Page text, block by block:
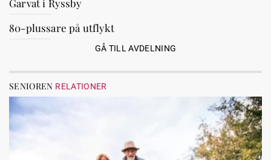
Garvat i Ryssby
80-plussare på utflykt
GÅ TILL AVDELNING
SENIOREN RELATIONER